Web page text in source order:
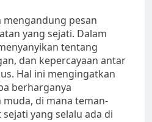
mengandung pesan
yang sejati. Dalam
tentang
dan kepercayaan antar
Hal ini mengingatkan
berharganya
di mana teman-
yang selalu ada di